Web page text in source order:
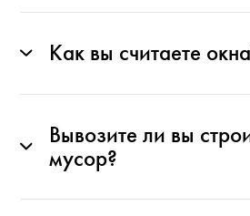
Как вы считаете
Вывозите ли вы
мусор?